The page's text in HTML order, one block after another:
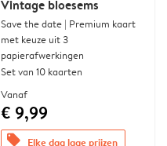
Vintage bloesems
Save the date | Premium kaart
met keuze uit 3
papierafwerkingen
Set van 10 kaarten
Vanaf
€ 9,99
offers Elke dag lage prijzen